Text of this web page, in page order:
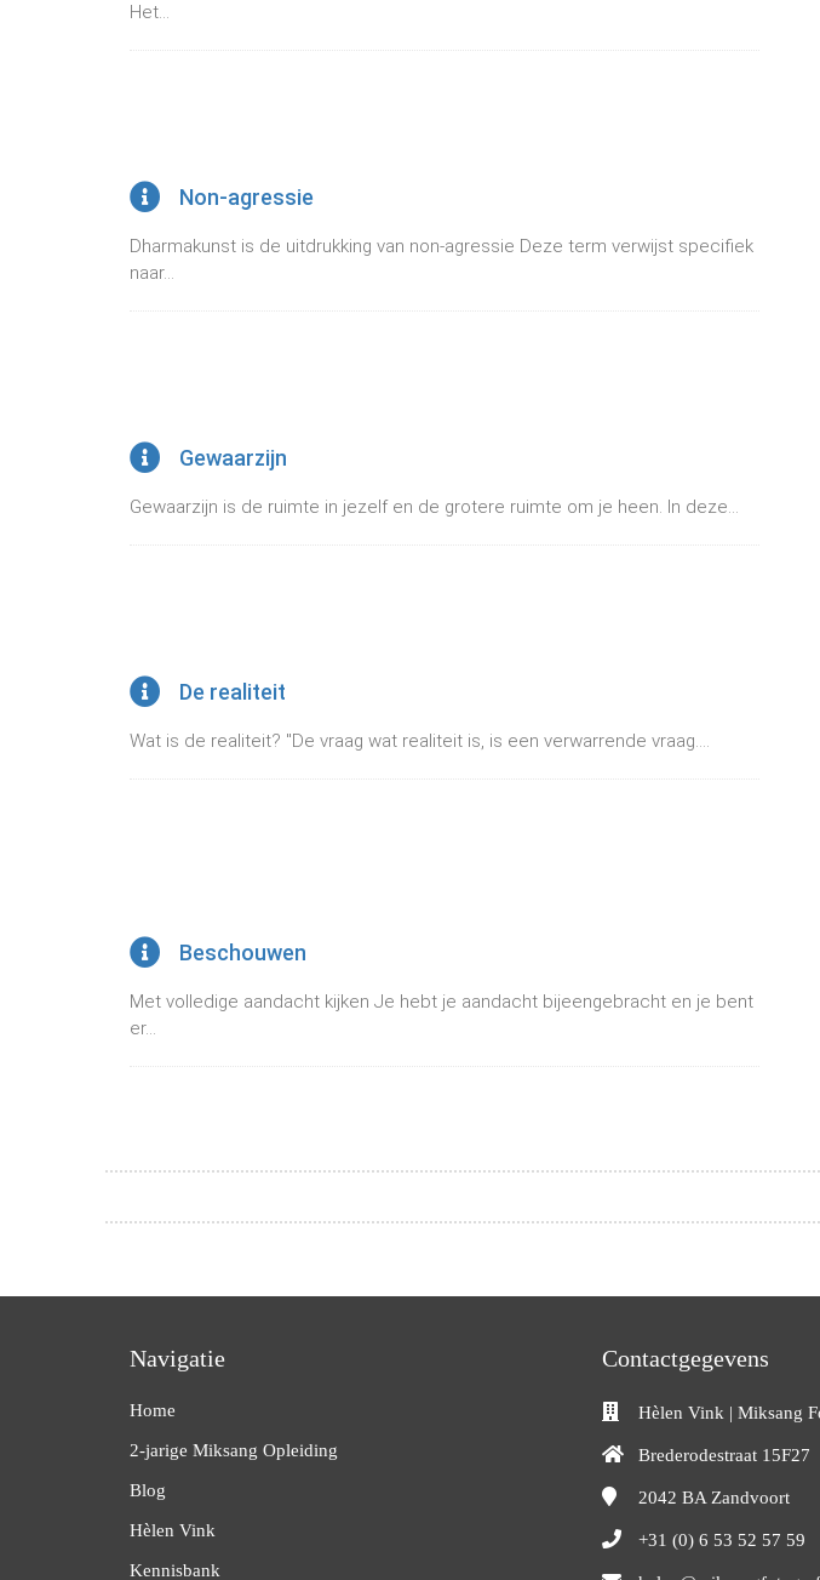
Het...
Non-agressie
Dharmakunst is de uitdrukking van non-agressie Deze term verwijst specifiek
naar...
Gewaarzijn
Gewaarzijn is de ruimte in jezelf en de grotere ruimte om je heen. In deze...
De realiteit
Wat is de realiteit? "De vraag wat realiteit is, is een verwarrende vraag....
Beschouwen
Met volledige aandacht kijken Je hebt je aandacht bijeengebracht en je bent
er...
Navigatie
Home
2-jarige Miksang Opleiding
Blog
Hèlen Vink
Kennisbank
Contactgegevens
Hèlen Vink | Miksang
Brederodestraat 15F27
2042 BA Zandvoort
+31 (0) 6 53 52 57 59